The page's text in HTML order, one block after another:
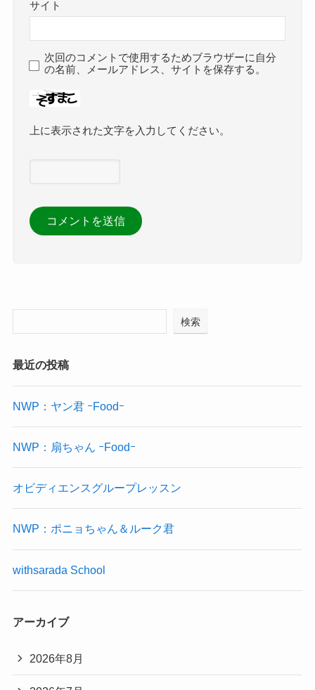
サイト
次回のコメントで使用するためブラウザーに自分
の名前、メールアドレス、サイトを保存する。
上に表示された文字を入力してください。
検索
最近の投稿
NWP：ヤン君 ｰFoodｰ
NWP：扇ちゃん ｰFoodｰ
オビディエンスグループレッスン
NWP：ポニョちゃん＆ルーク君
withsarada School
アーカイブ
2026年8月